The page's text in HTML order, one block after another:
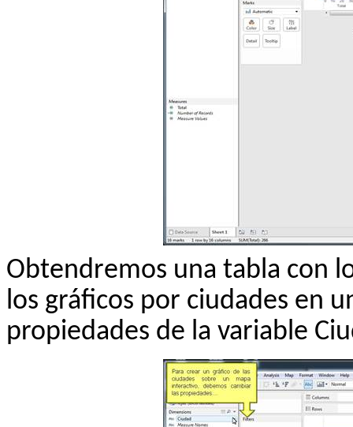
Obtendremos una tabla con
los gráficos por ciudades en
propiedades de la variable